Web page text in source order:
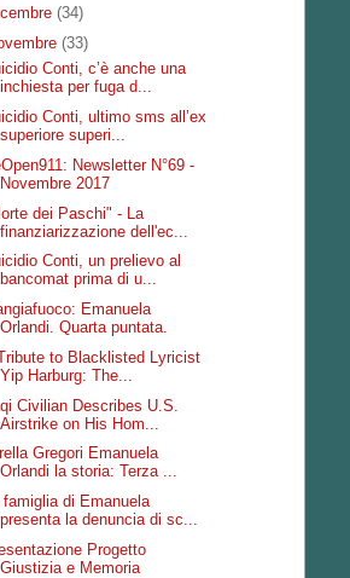
(34)
(33)
Conti, c’è anche una
inchiesta per fuga d...
Conti, ultimo sms all’ex
superiore superi...
Newsletter N°69 -
Novembre 2017
dei Paschi" - La
finanziarizzazione dell'ec...
Conti, un prelievo al
bancomat prima di u...
Emanuela
Orlandi. Quarta puntata.
to Blacklisted Lyricist
Yip Harburg: The...
Civilian Describes U.S.
Airstrike on His Hom...
Gregori Emanuela
Orlandi la storia: Terza ...
famiglia di Emanuela
presenta la denuncia di sc...
Progetto
Giustizia e Memoria